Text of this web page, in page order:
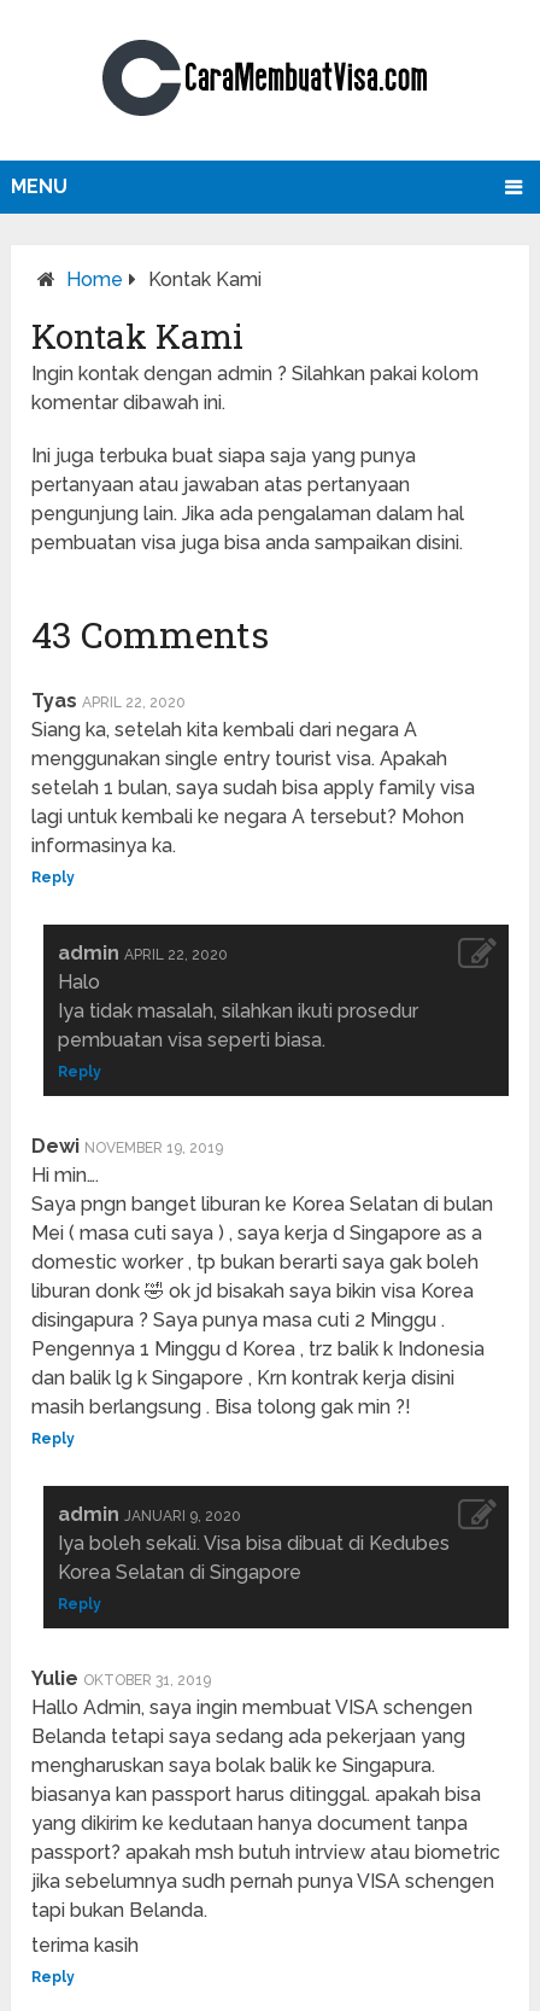
MENU
Home Kontak Kami
Kontak Kami
Ingin kontak dengan admin ? Silahkan pakai kolom
komentar dibawah ini.
Ini juga terbuka buat siapa saja yang punya
pertanyaan atau jawaban atas pertanyaan
pengunjung lain. Jika ada pengalaman dalam hal
pembuatan visa juga bisa anda sampaikan disini.
43 Comments
Tyas APRIL 22, 2020
Siang ka, setelah kita kembali dari negara A
menggunakan single entry tourist visa. Apakah
setelah 1 bulan, saya sudah bisa apply family visa
lagi untuk kembali ke negara A tersebut? Mohon
informasinya ka.
Reply
admin APRIL 22, 2020
Halo
Iya tidak masalah, silahkan ikuti prosedur
pembuatan visa seperti biasa.
Reply
Dewi NOVEMBER 19, 2019
Hi min….
Saya pngn banget liburan ke Korea Selatan di bulan
Mei ( masa cuti saya ) , saya kerja d Singapore as a
domestic worker , tp bukan berarti saya gak boleh
liburan donk 🤣 ok jd bisakah saya bikin visa Korea
disingapura ? Saya punya masa cuti 2 Minggu .
Pengennya 1 Minggu d Korea , trz balik k Indonesia
dan balik lg k Singapore , Krn kontrak kerja disini
masih berlangsung . Bisa tolong gak min ?!
Reply
admin JANUARI 9, 2020
Iya boleh sekali. Visa bisa dibuat di Kedubes
Korea Selatan di Singapore
Reply
Yulie OKTOBER 31, 2019
Hallo Admin, saya ingin membuat VISA schengen
Belanda tetapi saya sedang ada pekerjaan yang
mengharuskan saya bolak balik ke Singapura.
biasanya kan passport harus ditinggal. apakah bisa
yang dikirim ke kedutaan hanya document tanpa
passport? apakah msh butuh intrview atau biometric
jika sebelumnya sudh pernah punya VISA schengen
tapi bukan Belanda.
terima kasih
Reply